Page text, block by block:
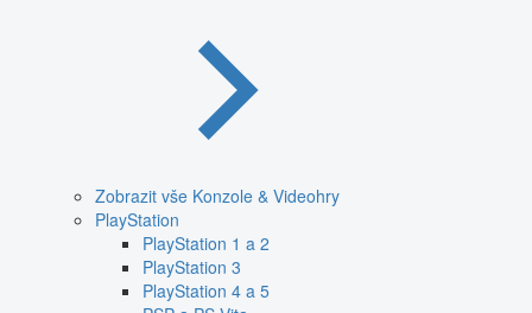
Zobrazit vše Konzole & Videohry
PlayStation
PlayStation 1 a 2
PlayStation 3
PlayStation 4 a 5